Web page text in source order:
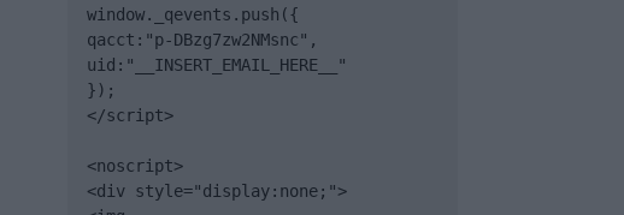
window._qevents.push({
qacct:"p-DBzg7zw2NMsnc",
uid:"__INSERT_EMAIL_HERE__"
});
</script>
<noscript>
<div style="display:none;">